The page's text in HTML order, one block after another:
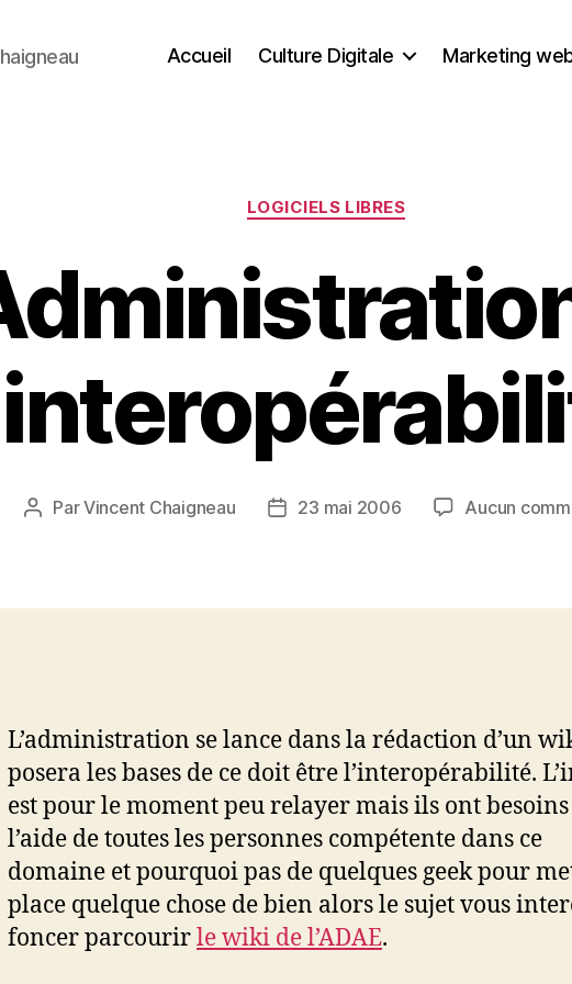
Accueil Culture Digitale Marketing
Catégories
LOGICIELS LIBRES
Auteur
ParVincent Chaigneau
Date23 mai 2006 Aucun
L’administration se lance dans la rédaction d’un
posera les bases de ce doit être l’interopérabilité.
est pour le moment peu relayer mais ils ont
l’aide de toutes les personnes compétente dans ce
domaine et pourquoi pas de quelques geek pour
place quelque chose de bien alors le sujet vous
foncer parcourirle wiki de l’ADAE.